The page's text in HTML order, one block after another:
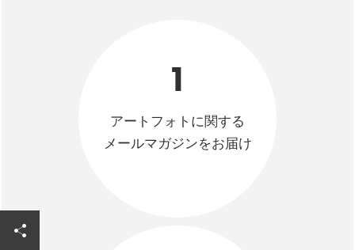
1
アートフォトに関する
メールマガジンをお届け